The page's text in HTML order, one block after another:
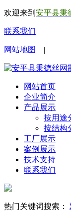
欢迎来到 安平县秉
联系我们
网站地图 |
网站首页
企业简介
产品展示
按用途
按结构
工厂展示
案例展示
技术支持
联系我们
热门关键词搜索：